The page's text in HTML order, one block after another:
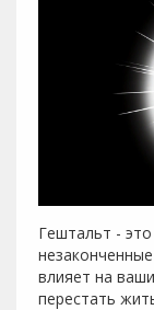
Гештальт -
влияет на
перестать